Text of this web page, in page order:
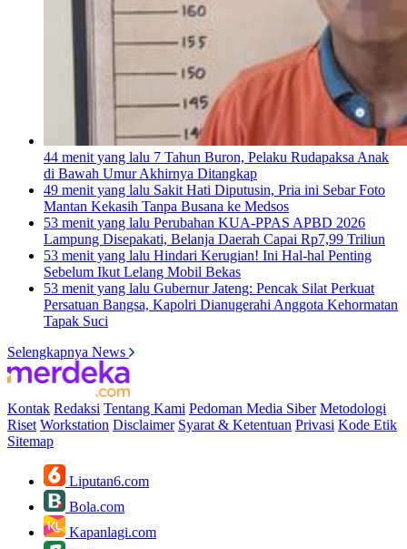
44 menit yang lalu 7 Tahun Buron, Pelaku Rudapaksa Anak
di Bawah Umur Akhirnya Ditangkap
49 menit yang lalu Sakit Hati Diputusin, Pria ini Sebar Foto
Mantan Kekasih Tanpa Busana ke Medsos
53 menit yang lalu Perubahan KUA-PPAS APBD 2026
Lampung Disepakati, Belanja Daerah Capai Rp7,99 Triliun
53 menit yang lalu Hindari Kerugian! Ini Hal-hal Penting
Sebelum Ikut Lelang Mobil Bekas
53 menit yang lalu Gubernur Jateng: Pencak Silat Perkuat
Persatuan Bangsa, Kapolri Dianugerahi Anggota Kehormatan
Tapak Suci
Selengkapnya News
Kontak Redaksi Tentang Kami Pedoman Media Siber Metodologi
Riset Workstation Disclaimer Syarat & Ketentuan Privasi Kode Etik
Sitemap
Liputan6.com
Bola.com
Kapanlagi.com